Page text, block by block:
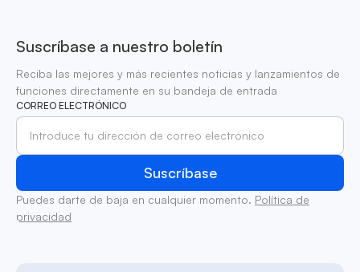
Suscríbase a nuestro boletín
Reciba las mejores y más recientes noticias y lanzamientos de
funciones directamente en su bandeja de entrada
CORREO ELECTRÓNICO
Puedes darte de baja en cualquier momento. Política de
privacidad